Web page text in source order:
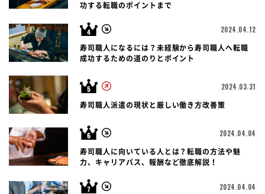
功する転職のポイントまで
2024.04.12
寿司職人になるには？未経験から寿司職人へ転職
成功するための道のりとポイント
2024.03.31
寿司職人派遣の現状と厳しい働き方改善策
2024.04.04
寿司職人に向いている人とは？転職の方法や魅
力、キャリアパス、報酬など徹底解説！
2024.04.04